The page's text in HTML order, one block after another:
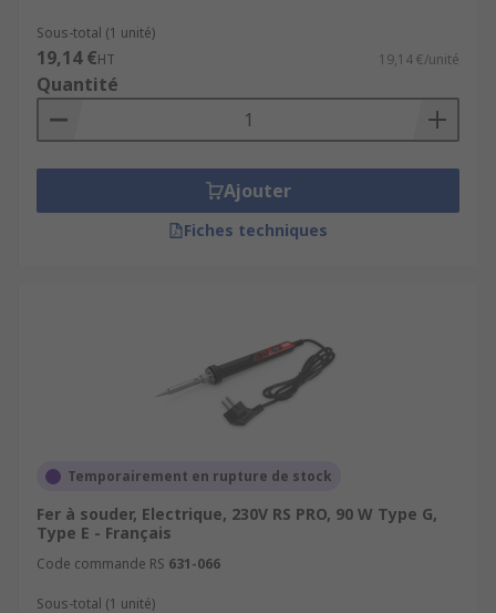
plusieurs, parmi différents outils).
Labobine de fil de soudure
Sous-total (1 unité)
19,14 €HT 19,14 €/unité
Quantité
Ajouter
Fiches techniques
Temporairement en rupture de stock
Fer à souder, Electrique, 230V RS PRO, 90 W Type G,
Type E - Français
Code commande RS 631-066
Sous-total (1 unité)